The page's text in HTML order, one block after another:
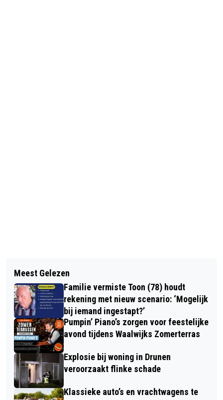
FIETSER LICHTGEWOND NA
AANRIJDING MET AUTO OP CESAR
FRANCKLAAN IN WAALWIJK
WAALWIJKSE ZOMERWEKEN MAKEN
DE ZOMER TOT EEN FEESTJE VOOR
IEDEREEN
Meest Gelezen
Familie vermiste Toon (78) houdt
rekening met nieuw scenario: ‘Mogelijk
bij iemand ingestapt?’
Pumpin’ Piano’s zorgen voor feestelijke
avond tijdens Waalwijks Zomerterras
Explosie bij woning in Drunen
veroorzaakt flinke schade
Klassieke auto’s en vrachtwagens te